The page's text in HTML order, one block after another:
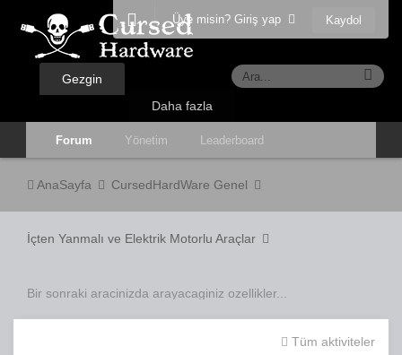
Üye misin? Giriş yap Kaydol
Gezgin
Forum Yönetim Leaderboard
Daha fazla
AnaSayfa CursedHardWare Genel
İçten Yanmalı ve Elektrik Motorlu Araçlar
Bir sonraki aracinizda arayacaginiz ozellikler...
Tüm aktiviteler